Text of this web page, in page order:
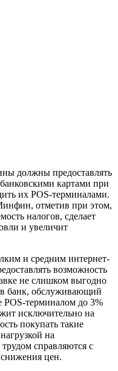
должны предоставлять
картами при
их POS-терминалами.
отметив при этом,
налогов, сделает
и увеличит
и средним интернет-
возможность
не слишком выгодно
банк, обслуживающий
POS-терминалом до 3%
исключительно на
покупать такие
на
справляются с
цен.